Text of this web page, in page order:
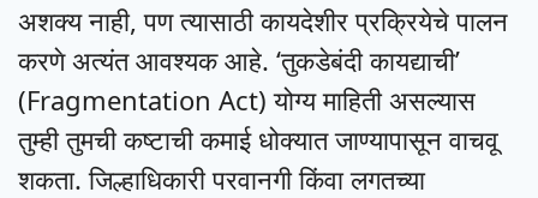
अशक्य नाही, पण त्यासाठी कायदेशीर प्रक्रियेचे पालन
करणे अत्यंत आवश्यक आहे. ‘तुकडेबंदी कायद्याची’
(Fragmentation Act) योग्य माहिती असल्यास
तुम्ही तुमची कष्टाची कमाई धोक्यात जाण्यापासून वाचवू
शकता. जिल्हाधिकारी परवानगी किंवा लगतच्या